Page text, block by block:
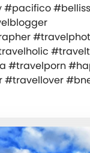
#pacifico
#travelporn
#travellover